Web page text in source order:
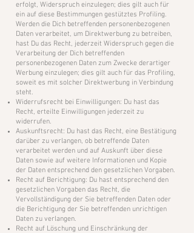
erfolgt, Widerspruch einzulegen; dies gilt auch für
ein auf diese Bestimmungen gestütztes Profiling.
Werden die Dich betreffenden personenbezogenen
Daten verarbeitet, um Direktwerbung zu betreiben,
hast Du das Recht, jederzeit Widerspruch gegen die
Verarbeitung der Dich betreffenden
personenbezogenen Daten zum Zwecke derartiger
Werbung einzulegen; dies gilt auch für das Profiling,
soweit es mit solcher Direktwerbung in Verbindung
steht.
Widerrufsrecht bei Einwilligungen: Du hast das
Recht, erteilte Einwilligungen jederzeit zu
widerrufen.
Auskunftsrecht: Du hast das Recht, eine Bestätigung
darüber zu verlangen, ob betreffende Daten
verarbeitet werden und auf Auskunft über diese
Daten sowie auf weitere Informationen und Kopie
der Daten entsprechend den gesetzlichen Vorgaben.
Recht auf Berichtigung: Du hast entsprechend den
gesetzlichen Vorgaben das Recht, die
Vervollständigung der Sie betreffenden Daten oder
die Berichtigung der Sie betreffenden unrichtigen
Daten zu verlangen.
Recht auf Löschung und Einschränkung der